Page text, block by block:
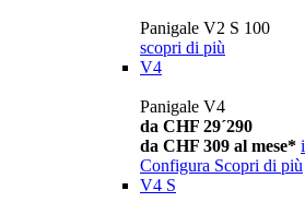
Panigale V2 S 100
scopri di più
V4
Panigale V4
da CHF 29´290
da CHF 309 al mese* i
Configura Scopri di più
V4 S